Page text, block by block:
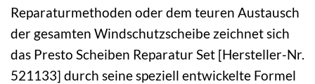
Reparaturmethoden oder dem teuren Austausch
der gesamten Windschutzscheibe zeichnet sich
das Presto Scheiben Reparatur Set [Hersteller-Nr.
521133] durch seine speziell entwickelte Formel